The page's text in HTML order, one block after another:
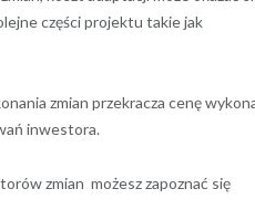
części projektu takie jak
zmian przekracza cenę
inwestora.
zmian możesz zapoznać się